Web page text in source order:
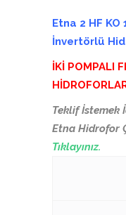
Etna 2 HF
İnvertörlü
İKİ POMPALI
Teklif İstemek
Etna Hidrofor
Tıklayınız.